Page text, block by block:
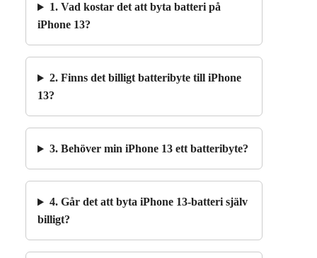
1. Vad kostar det att byta batteri på
iPhone 13?
2. Finns det billigt batteribyte till iPhone
13?
3. Behöver min iPhone 13 ett batteribyte?
4. Går det att byta iPhone 13-batteri själv
billigt?